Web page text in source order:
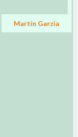
Martín Garzia